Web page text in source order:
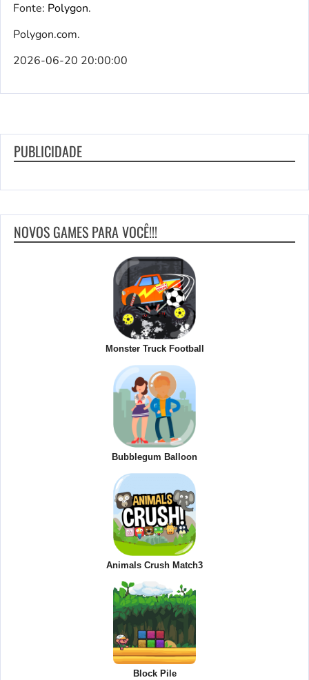
Fonte: Polygon.
Polygon.com.
2026-06-20 20:00:00
PUBLICIDADE
NOVOS GAMES PARA VOCÊ!!!
Monster Truck Football
Bubblegum Balloon
Animals Crush Match3
Block Pile